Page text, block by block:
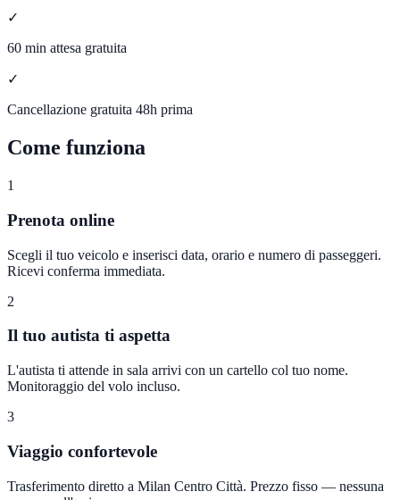
✓
60 min attesa gratuita
✓
Cancellazione gratuita 48h prima
Come funziona
1
Prenota online
Scegli il tuo veicolo e inserisci data, orario e numero di passeggeri.
Ricevi conferma immediata.
2
Il tuo autista ti aspetta
L'autista ti attende in sala arrivi con un cartello col tuo nome.
Monitoraggio del volo incluso.
3
Viaggio confortevole
Trasferimento diretto a Milan Centro Città. Prezzo fisso — nessuna